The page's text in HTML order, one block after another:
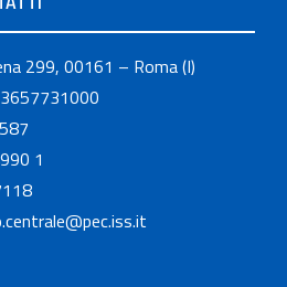
299, 00161 – Roma (I)
1